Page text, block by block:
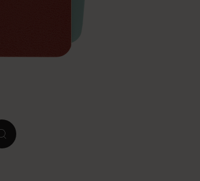
ナサにインスパイアされたコレクショ
ン
zoom.cta